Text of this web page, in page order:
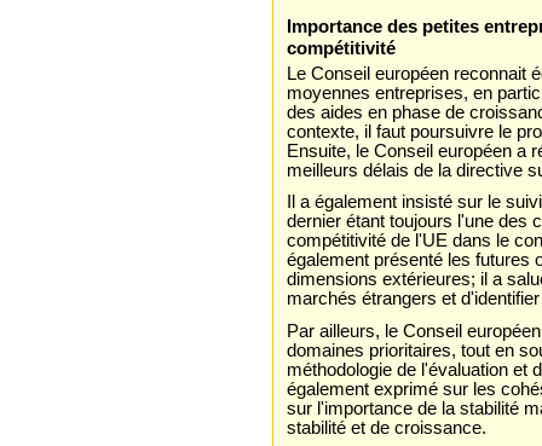
Importance des petites
compétitivité
Le Conseil européen reconnait
moyennes entreprises, en
des aides en phase de
contexte, il faut poursuivre le
Ensuite, le Conseil européen a
meilleurs délais de la directive
Il a également insisté sur le
dernier étant toujours l'une des
compétitivité de l'UE dans le
également présenté les futures
dimensions extérieures; il a
marchés étrangers et
Par ailleurs, le Conseil
domaines prioritaires, tout en
méthodologie de l'évaluation
également exprimé sur les
sur l'importance de la stabilité
stabilité et de croissance.